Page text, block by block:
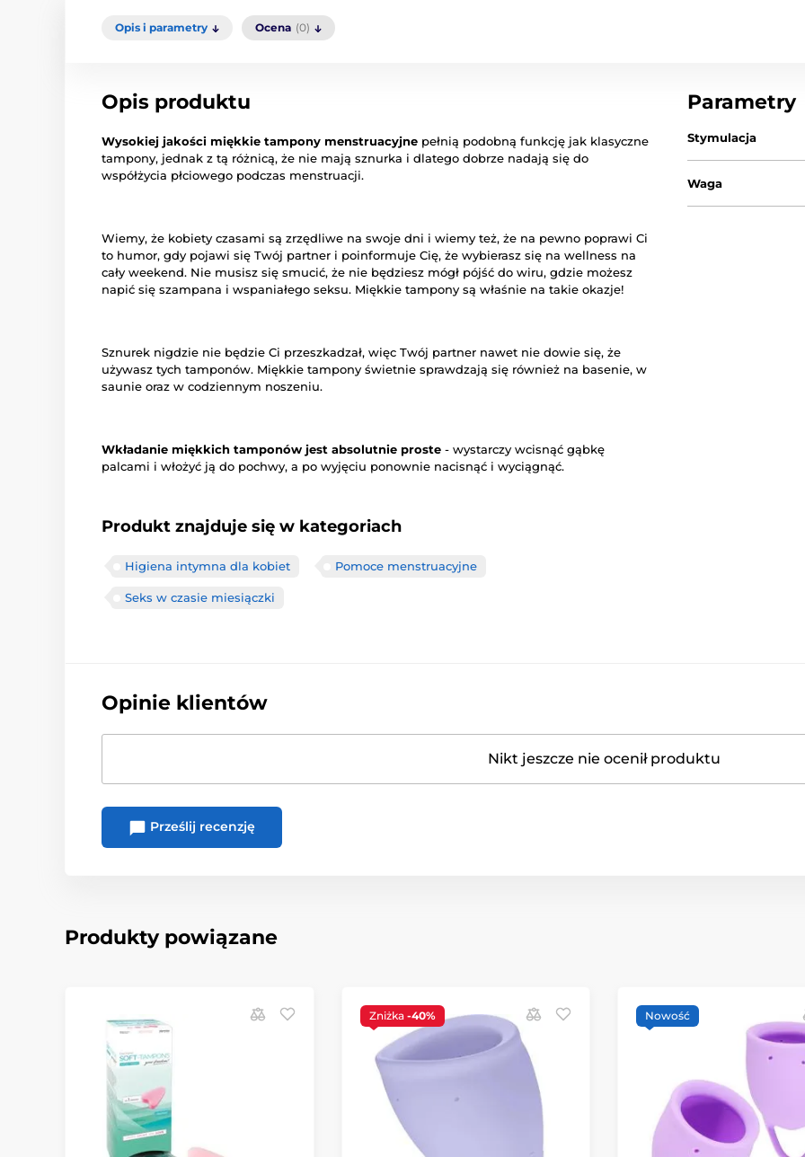
Opis i parametry Ocena (0)
Opis produktu
Wysokiej jakości miękkie tampony menstruacyjne pełnią podobną funkcję jak klasyczne
tampony, jednak z tą różnicą, że nie mają sznurka i dlatego dobrze nadają się do
współżycia płciowego podczas menstruacji.
Wiemy, że kobiety czasami są zrzędliwe na swoje dni i wiemy też, że na pewno poprawi Ci
to humor, gdy pojawi się Twój partner i poinformuje Cię, że wybierasz się na wellness na
cały weekend. Nie musisz się smucić, że nie będziesz mógł pójść do wiru, gdzie możesz
napić się szampana i wspaniałego seksu. Miękkie tampony są właśnie na takie okazje!
Sznurek nigdzie nie będzie Ci przeszkadzał, więc Twój partner nawet nie dowie się, że
używasz tych tamponów. Miękkie tampony świetnie sprawdzają się również na basenie, w
saunie oraz w codziennym noszeniu.
Wkładanie miękkich tamponów jest absolutnie proste - wystarczy wcisnąć gąbkę
palcami i włożyć ją do pochwy, a po wyjęciu ponownie nacisnąć i wyciągnąć.
Produkt znajduje się w kategoriach
Higiena intymna dla kobiet Pomoce menstruacyjne
Seks w czasie miesiączki
Parametry
Stymulacja
Waga
Opinie klientów
Nikt jeszcze nie ocenił produktu
Prześlij recenzję
Produkty powiązane
Zniżka -40% Nowość